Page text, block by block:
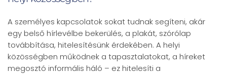
A személyes kapcsolatok sokat tudnak segíteni, akár
egy belső hírlevélbe bekerülés, a plakát, szórólap
továbbítása, hitelesítésünk érdekében. A helyi
közösségben működnek a tapasztalatokat, a híreket
megosztó informális háló – ez hitelesíti a